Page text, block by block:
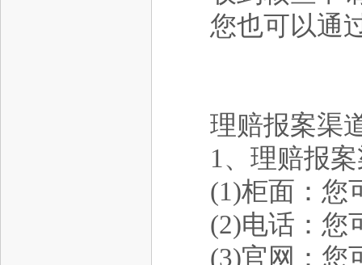
您也可以通
理赔报案渠
1、理赔报
(1)柜面：您
(2)电话：您
(3)官网：您